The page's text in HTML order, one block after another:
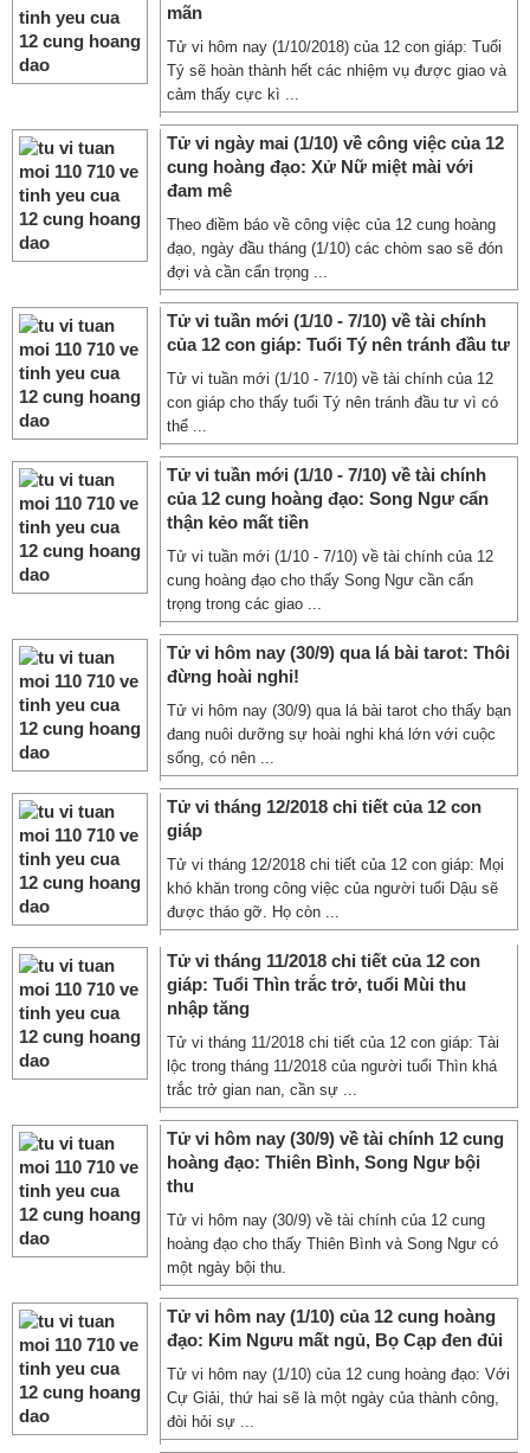
mãn
Tử vi hôm nay (1/10/2018) của 12 con giáp: Tuổi
Tý sẽ hoàn thành hết các nhiệm vụ được giao và
cảm thấy cực kì ...
Tử vi ngày mai (1/10) về công việc của 12
cung hoàng đạo: Xử Nữ miệt mài với
đam mê
Theo điềm báo về công việc của 12 cung hoàng
đạo, ngày đầu tháng (1/10) các chòm sao sẽ đón
đợi và cần cẩn trọng ...
Tử vi tuần mới (1/10 - 7/10) về tài chính
của 12 con giáp: Tuổi Tý nên tránh đầu tư
Tử vi tuần mới (1/10 - 7/10) về tài chính của 12
con giáp cho thấy tuổi Tý nên tránh đầu tư vì có
thể ...
Tử vi tuần mới (1/10 - 7/10) về tài chính
của 12 cung hoàng đạo: Song Ngư cẩn
thận kẻo mất tiền
Tử vi tuần mới (1/10 - 7/10) về tài chính của 12
cung hoàng đạo cho thấy Song Ngư cần cẩn
trọng trong các giao ...
Tử vi hôm nay (30/9) qua lá bài tarot: Thôi
đừng hoài nghi!
Tử vi hôm nay (30/9) qua lá bài tarot cho thấy bạn
đang nuôi dưỡng sự hoài nghi khá lớn với cuộc
sống, có nên ...
Tử vi tháng 12/2018 chi tiết của 12 con
giáp
Tử vi tháng 12/2018 chi tiết của 12 con giáp: Mọi
khó khăn trong công việc của người tuổi Dậu sẽ
được tháo gỡ. Họ còn ...
Tử vi tháng 11/2018 chi tiết của 12 con
giáp: Tuổi Thìn trắc trở, tuổi Mùi thu
nhập tăng
Tử vi tháng 11/2018 chi tiết của 12 con giáp: Tài
lộc trong tháng 11/2018 của người tuổi Thìn khá
trắc trở gian nan, cần sự ...
Tử vi hôm nay (30/9) về tài chính 12 cung
hoàng đạo: Thiên Bình, Song Ngư bội
thu
Tử vi hôm nay (30/9) về tài chính của 12 cung
hoàng đạo cho thấy Thiên Bình và Song Ngư có
một ngày bội thu.
Tử vi hôm nay (1/10) của 12 cung hoàng
đạo: Kim Ngưu mất ngủ, Bọ Cạp đen đủi
Tử vi hôm nay (1/10) của 12 cung hoàng đạo: Với
Cự Giải, thứ hai sẽ là một ngày của thành công,
đòi hỏi sự ...